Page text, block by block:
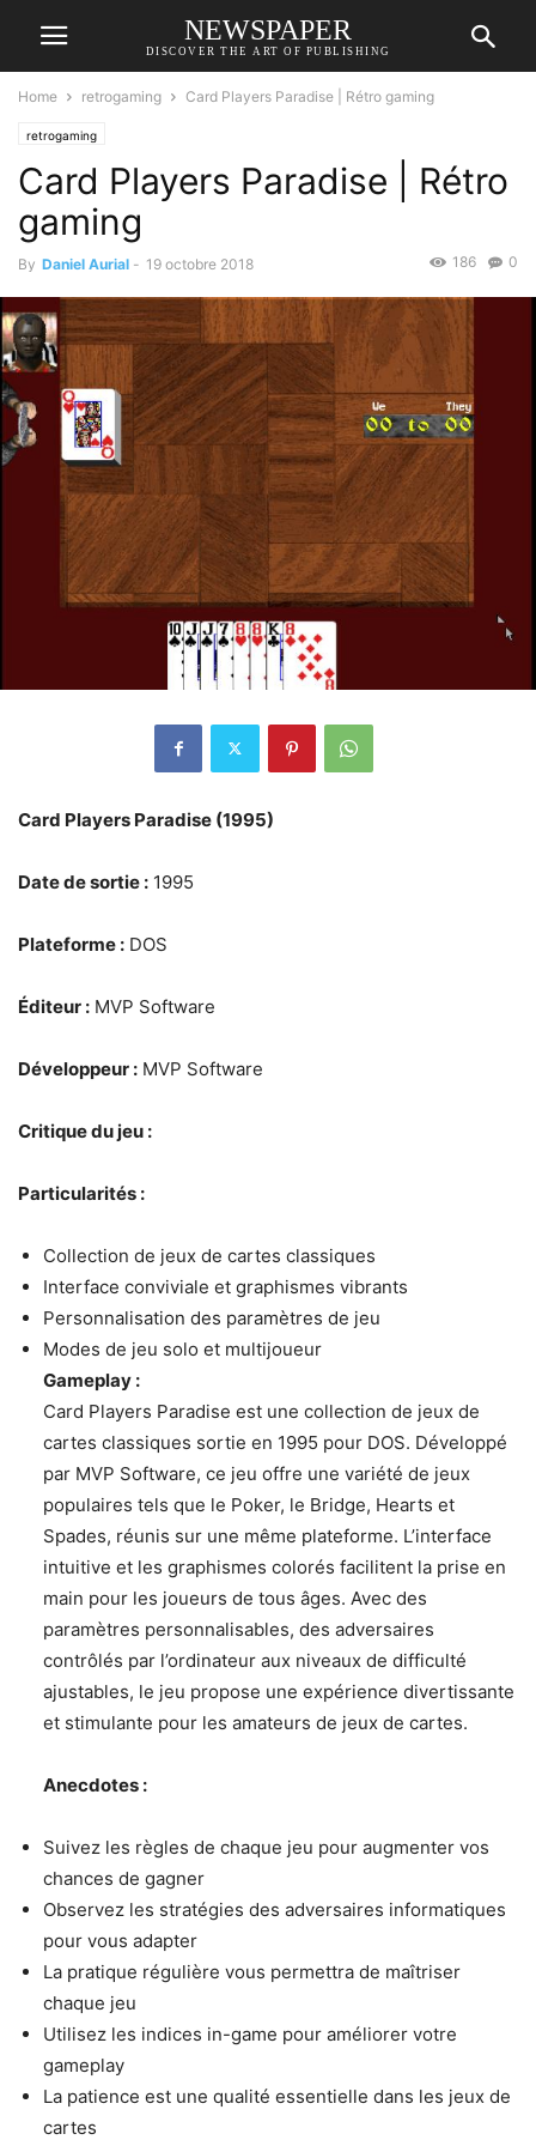
NEWSPAPER
DISCOVER THE ART OF PUBLISHING
Home retrogaming Card Players Paradise | Rétro gaming
retrogaming
Card Players Paradise | Rétro
gaming
By Daniel Aurial - 19 octobre 2018 0
186
Card Players Paradise (1995)
Date de sortie : 1995
Plateforme : DOS
Éditeur : MVP Software
Développeur : MVP Software
Critique du jeu :
Particularités :
Collection de jeux de cartes classiques
Interface conviviale et graphismes vibrants
Personnalisation des paramètres de jeu
Modes de jeu solo et multijoueur
Gameplay :
Card Players Paradise est une collection de jeux de
cartes classiques sortie en 1995 pour DOS. Développé
par MVP Software, ce jeu offre une variété de jeux
populaires tels que le Poker, le Bridge, Hearts et
Spades, réunis sur une même plateforme. L’interface
intuitive et les graphismes colorés facilitent la prise en
main pour les joueurs de tous âges. Avec des
paramètres personnalisables, des adversaires
contrôlés par l’ordinateur aux niveaux de difficulté
ajustables, le jeu propose une expérience divertissante
et stimulante pour les amateurs de jeux de cartes.
Anecdotes :
Suivez les règles de chaque jeu pour augmenter vos
chances de gagner
Observez les stratégies des adversaires informatiques
pour vous adapter
La pratique régulière vous permettra de maîtriser
chaque jeu
Utilisez les indices in-game pour améliorer votre
gameplay
La patience est une qualité essentielle dans les jeux de
cartes